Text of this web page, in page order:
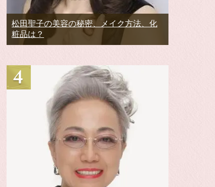
松田聖子の美容の秘密、メイク方法、化
粧品は？